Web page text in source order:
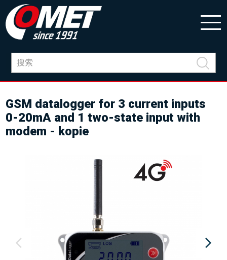
GSM datalogger for 3 current inputs
0-20mA and 1 two-state input with
modem - kopie